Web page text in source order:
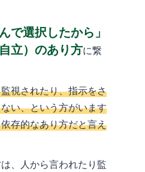
で選択したから」
立）のあり方に繋
視されたり、指示をさ
い、という方がいます
存的なあり方だと言え
、人から言われたり監